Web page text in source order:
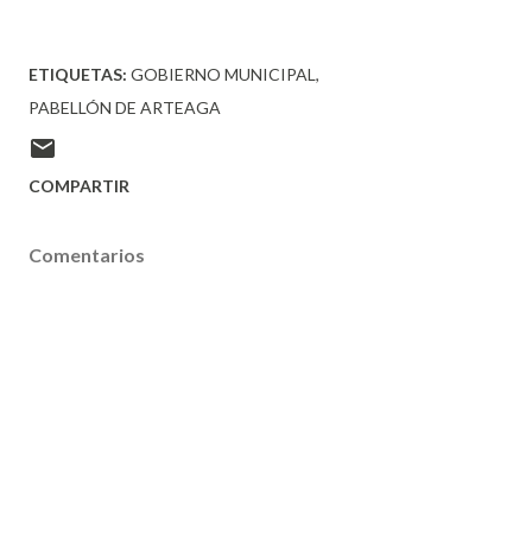
ETIQUETAS: GOBIERNO MUNICIPAL
PABELLÓN DE ARTEAGA
COMPARTIR
Comentarios